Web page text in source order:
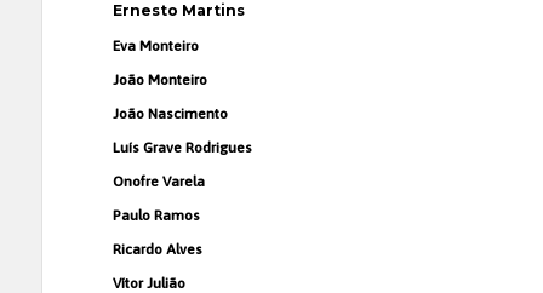
Ernesto Martins
Eva Monteiro
João Monteiro
João Nascimento
Luís Grave Rodrigues
Onofre Varela
Paulo Ramos
Ricardo Alves
Vítor Julião